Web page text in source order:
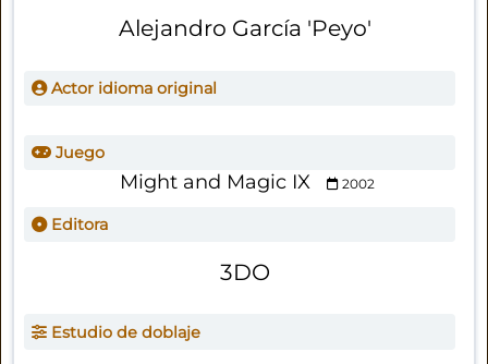
Alejandro García 'Peyo'
Actor idioma original
Juego
Might and Magic IX 2002
Editora
3DO
Estudio de doblaje